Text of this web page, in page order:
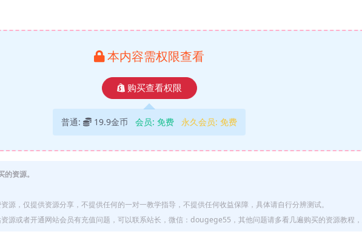
本内容需权限查看
购买查看权限
普通: 19.9金币 会员: 免费 永久会员: 免费
资源。
源，仅提供资源分享，不提供任何的一对一教学指导，不提供任何收益保障，具体请自行分辨测试。
源或者开通网站会员有充值问题，可以联系站长，微信：dougege55，其他问题请多看几遍购买的资源教程，